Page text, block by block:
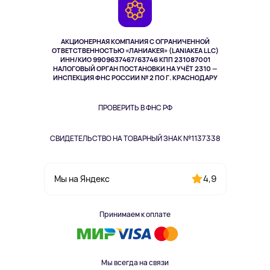
АКЦИОНЕРНАЯ КОМПАНИЯ С ОГРАНИЧЕННОЙ
ОТВЕТСТВЕННОСТЬЮ «ЛАНИАКЕЯ» (LANIAKEA LLC)
ИНН/КИО 9909637467/63746 КПП 231087001
НАЛОГОВЫЙ ОРГАН ПОСТАНОВКИ НА УЧЁТ 2310 —
ИНСПЕКЦИЯ ФНС РОССИИ № 2 ПО Г. КРАСНОДАРУ
ПРОВЕРИТЬ В ФНС РФ
СВИДЕТЕЛЬСТВО НА ТОВАРНЫЙ ЗНАК №1137338
Мы на Яндекс 4,9
Принимаем к оплате
Мы всегда на связи
Здоровье питомцев
Одежда и аксессуары